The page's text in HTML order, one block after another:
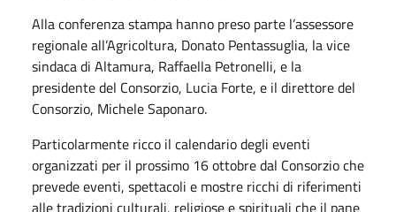
Alla conferenza stampa hanno preso parte l’assessore
regionale all’Agricoltura, Donato Pentassuglia, la vice
sindaca di Altamura, Raffaella Petronelli, e la
presidente del Consorzio, Lucia Forte, e il direttore del
Consorzio, Michele Saponaro.
Particolarmente ricco il calendario degli eventi
organizzati per il prossimo 16 ottobre dal Consorzio che
prevede eventi, spettacoli e mostre ricchi di riferimenti
alle tradizioni culturali, religiose e spirituali che il pane